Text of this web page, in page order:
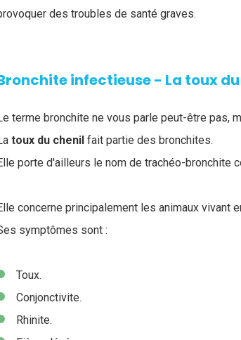
des troubles de santé graves.
infectieuse - La toux
terme bronchite ne vous parle peut-être pas,
toux du chenil fait partie des bronchites.
porte d'ailleurs le nom de trachéo-bronchite
concerne principalement les animaux vivant
symptômes sont :
Toux.
Conjonctivite.
Rhinite.